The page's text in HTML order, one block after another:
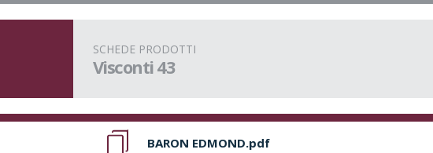
SCHEDE PRODOTTI
Visconti 43
BARON EDMOND.pdf